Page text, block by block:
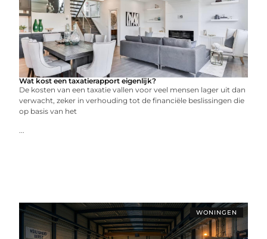
Wat kost een taxatierapport eigenlijk?
De kosten van een taxatie vallen voor veel mensen lager uit dan
verwacht, zeker in verhouding tot de financiële beslissingen die
op basis van het
...
WONINGEN